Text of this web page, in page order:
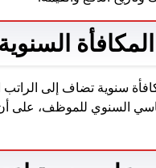
سنوية تضاف إلى
الأساسي السنوي للموظف،